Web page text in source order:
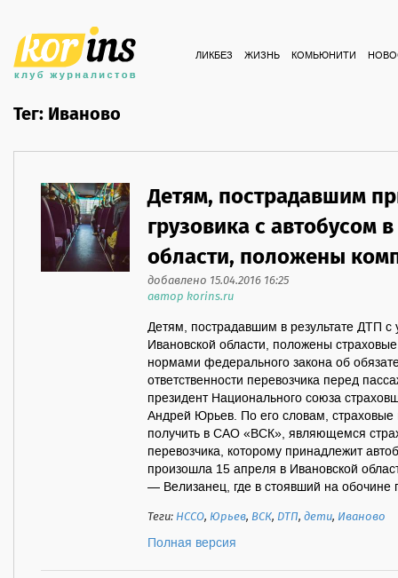
ЛИКБЕЗ ЖИЗНЬ КОМЬЮНИТИ
Тег: Иваново
Детям, пострадавшим
грузовика с автобусом
области, положены
добавлено 15.04.2016 16:25
автор korins.ru
Детям, пострадавшим в результате ДТП с
Ивановской области, положены
нормами федерального закона об
ответственности перевозчика перед
президент Национального союза
Андрей Юрьев. По его словам, страховые
получить в САО «ВСК», являющемся
перевозчика, которому принадлежит
произошла 15 апреля в Ивановской
— Велизанец, где в стоявший на обочине
Теги:НССО, Юрьев, ВСК, ДТП,дети, Иваново
Полная версия